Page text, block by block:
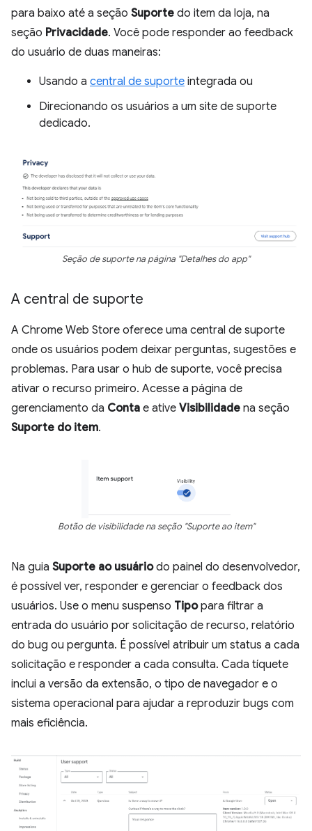
para baixo até a seção Suporte do item da loja, na
seção Privacidade. Você pode responder ao feedback
do usuário de duas maneiras:
Usando a central de suporte integrada ou
Direcionando os usuários a um site de suporte
dedicado.
Seção de suporte na página "Detalhes do app"
A central de suporte
A Chrome Web Store oferece uma central de suporte
onde os usuários podem deixar perguntas, sugestões e
problemas. Para usar o hub de suporte, você precisa
ativar o recurso primeiro. Acesse a página de
gerenciamento da Conta e ative Visibilidade na seção
Suporte do item.
Botão de visibilidade na seção "Suporte ao item"
Na guia Suporte ao usuáriodo painel do desenvolvedor,
é possível ver, responder e gerenciar o feedback dos
usuários. Use o menu suspenso Tipopara filtrar a
entrada do usuário por solicitação de recurso, relatório
do bug ou pergunta. É possível atribuir um status a cada
solicitação e responder a cada consulta. Cada tíquete
inclui a versão da extensão, o tipo de navegador e o
sistema operacional para ajudar a reproduzir bugs com
mais eficiência.